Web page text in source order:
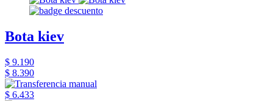
Bota kiev
$ 9.190
$ 8.390
$ 6.433